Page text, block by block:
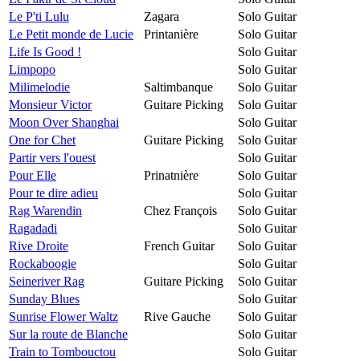
Le P'ti Lulu
Zagara
Solo Guitar
Le Petit monde de Lucie
Printanière
Solo Guitar
Life Is Good !
Solo Guitar
Limpopo
Solo Guitar
Milimelodie
Saltimbanque
Solo Guitar
Monsieur Victor
Guitare Picking
Solo Guitar
Moon Over Shanghai
Solo Guitar
One for Chet
Guitare Picking
Solo Guitar
Partir vers l'ouest
Solo Guitar
Pour Elle
Prinatnière
Solo Guitar
Pour te dire adieu
Solo Guitar
Rag Warendin
Chez François
Solo Guitar
Ragadadi
Solo Guitar
Rive Droite
French Guitar
Solo Guitar
Rockaboogie
Solo Guitar
Seineriver Rag
Guitare Picking
Solo Guitar
Sunday Blues
Solo Guitar
Sunrise Flower Waltz
Rive Gauche
Solo Guitar
Sur la route de Blanche
Solo Guitar
Train to Tombouctou
Solo Guitar